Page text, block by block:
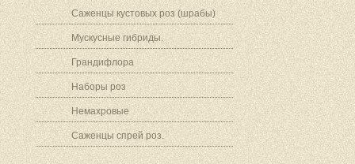
Саженцы кустовых роз (шрабы)
Мускусные гибриды.
Грандифлора
Наборы роз
Немахровые
Саженцы спрей роз.